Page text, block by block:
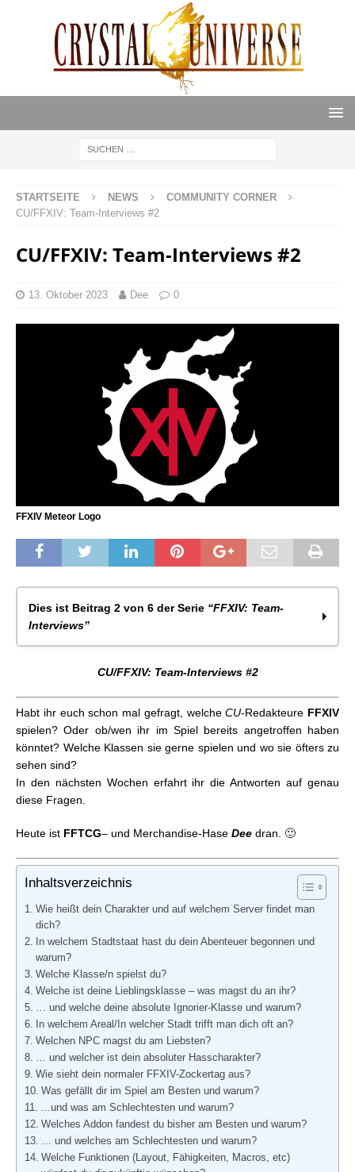
STARTSEITE NEWS
COMMUNITY CORNER
CU/FFXIV: Team-Interviews #2
CU/FFXIV: Team-Interviews #2
13. Oktober 2023 Dee 0
FFXIV Meteor Logo
Dies ist Beitrag 2 von 6 der Serie “FFXIV: Team-
Interviews”
CU/FFXIV: Team-Interviews #1
CU/FFXIV: Team-Interviews #3
CU/FFXIV: Team-Interviews #4
CU/FFXIV: Team-Interviews #5
CU/FFXIV: Team-Interviews #6
CU/FFXIV: Team-Interviews #2
Habt ihr euch schon mal gefragt, welcheCU-Redakteure FFXIV
spielen? Oder ob/wen ihr im Spiel bereits angetroffen haben
könntet? Welche Klassen sie gerne spielen und wo sie öfters zu
sehen sind?
In den nächsten Wochen erfahrt ihr die Antworten auf genau
diese Fragen.
Heute ist FFTCG– und Merchandise-Hase Dee dran. 🙂
Inhaltsverzeichnis
Wie heißt dein Charakter und auf welchem Server findet man
dich?
In welchem Stadtstaat hast du dein Abenteuer begonnen und
warum?
Welche Klasse/n spielst du?
Welche ist deine Lieblingsklasse – was magst du an ihr?
… und welche deine absolute Ignorier-Klasse und warum?
In welchem Areal/In welcher Stadt trifft man dich oft an?
Welchen NPC magst du am Liebsten?
… und welcher ist dein absoluter Hasscharakter?
Wie sieht dein normaler FFXIV-Zockertag aus?
Was gefällt dir im Spiel am Besten und warum?
…und was am Schlechtesten und warum?
Welches Addon fandest du bisher am Besten und warum?
… und welches am Schlechtesten und warum?
Welche Funktionen (Layout, Fähigkeiten, Macros, etc)